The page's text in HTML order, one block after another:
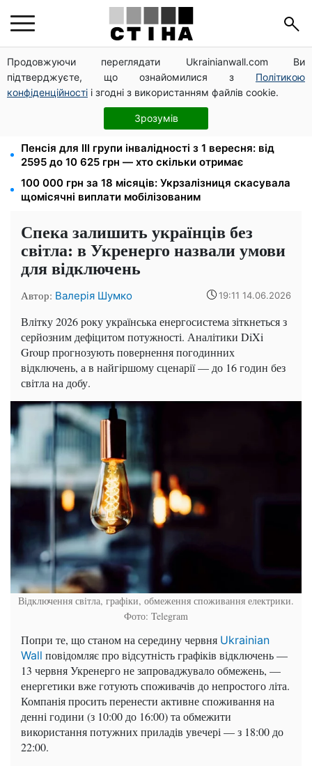
Продовжуючи переглядати Ukrainianwall.com Ви
підтверджуєте, що ознайомилися з Політикою
конфіденційності і згодні з використанням файлів cookie.
Зрозумів
Мавіки, зарядні станції та апарати для реанімації:
Християнський корпус передав вантаж на
Запорізький та Покровський напрямки
8 451 грн замість пакунка малюка: Пенсійний фонд
пояснив, як отримати гроші
Пенсія для III групи інвалідності з 1 вересня: від
2595 до 10 625 грн — хто скільки отримає
100 000 грн за 18 місяців: Укрзалізниця скасувала
щомісячні виплати мобілізованим
Спека залишить українців без
світла: в Укренерго назвали умови
для відключень
Автор: Валерія Шумко 19:11 14.06.2026
Влітку 2026 року українська енергосистема зіткнеться з
серйозним дефіцитом потужності. Аналітики DiXi
Group прогнозують повернення погодинних
відключень, а в найгіршому сценарії — до 16 годин без
світла на добу.
Відключення світла, графіки, обмеження споживання електрики.
Фото: Telegram
Попри те, що станом на середину червня Ukrainian
Wall повідомляє про відсутність графіків відключень —
13 червня Укренерго не запроваджувало обмежень, —
енергетики вже готують споживачів до непростого літа.
Компанія просить перенести активне споживання на
денні години (з 10:00 до 16:00) та обмежити
використання потужних приладів увечері — з 18:00 до
22:00.